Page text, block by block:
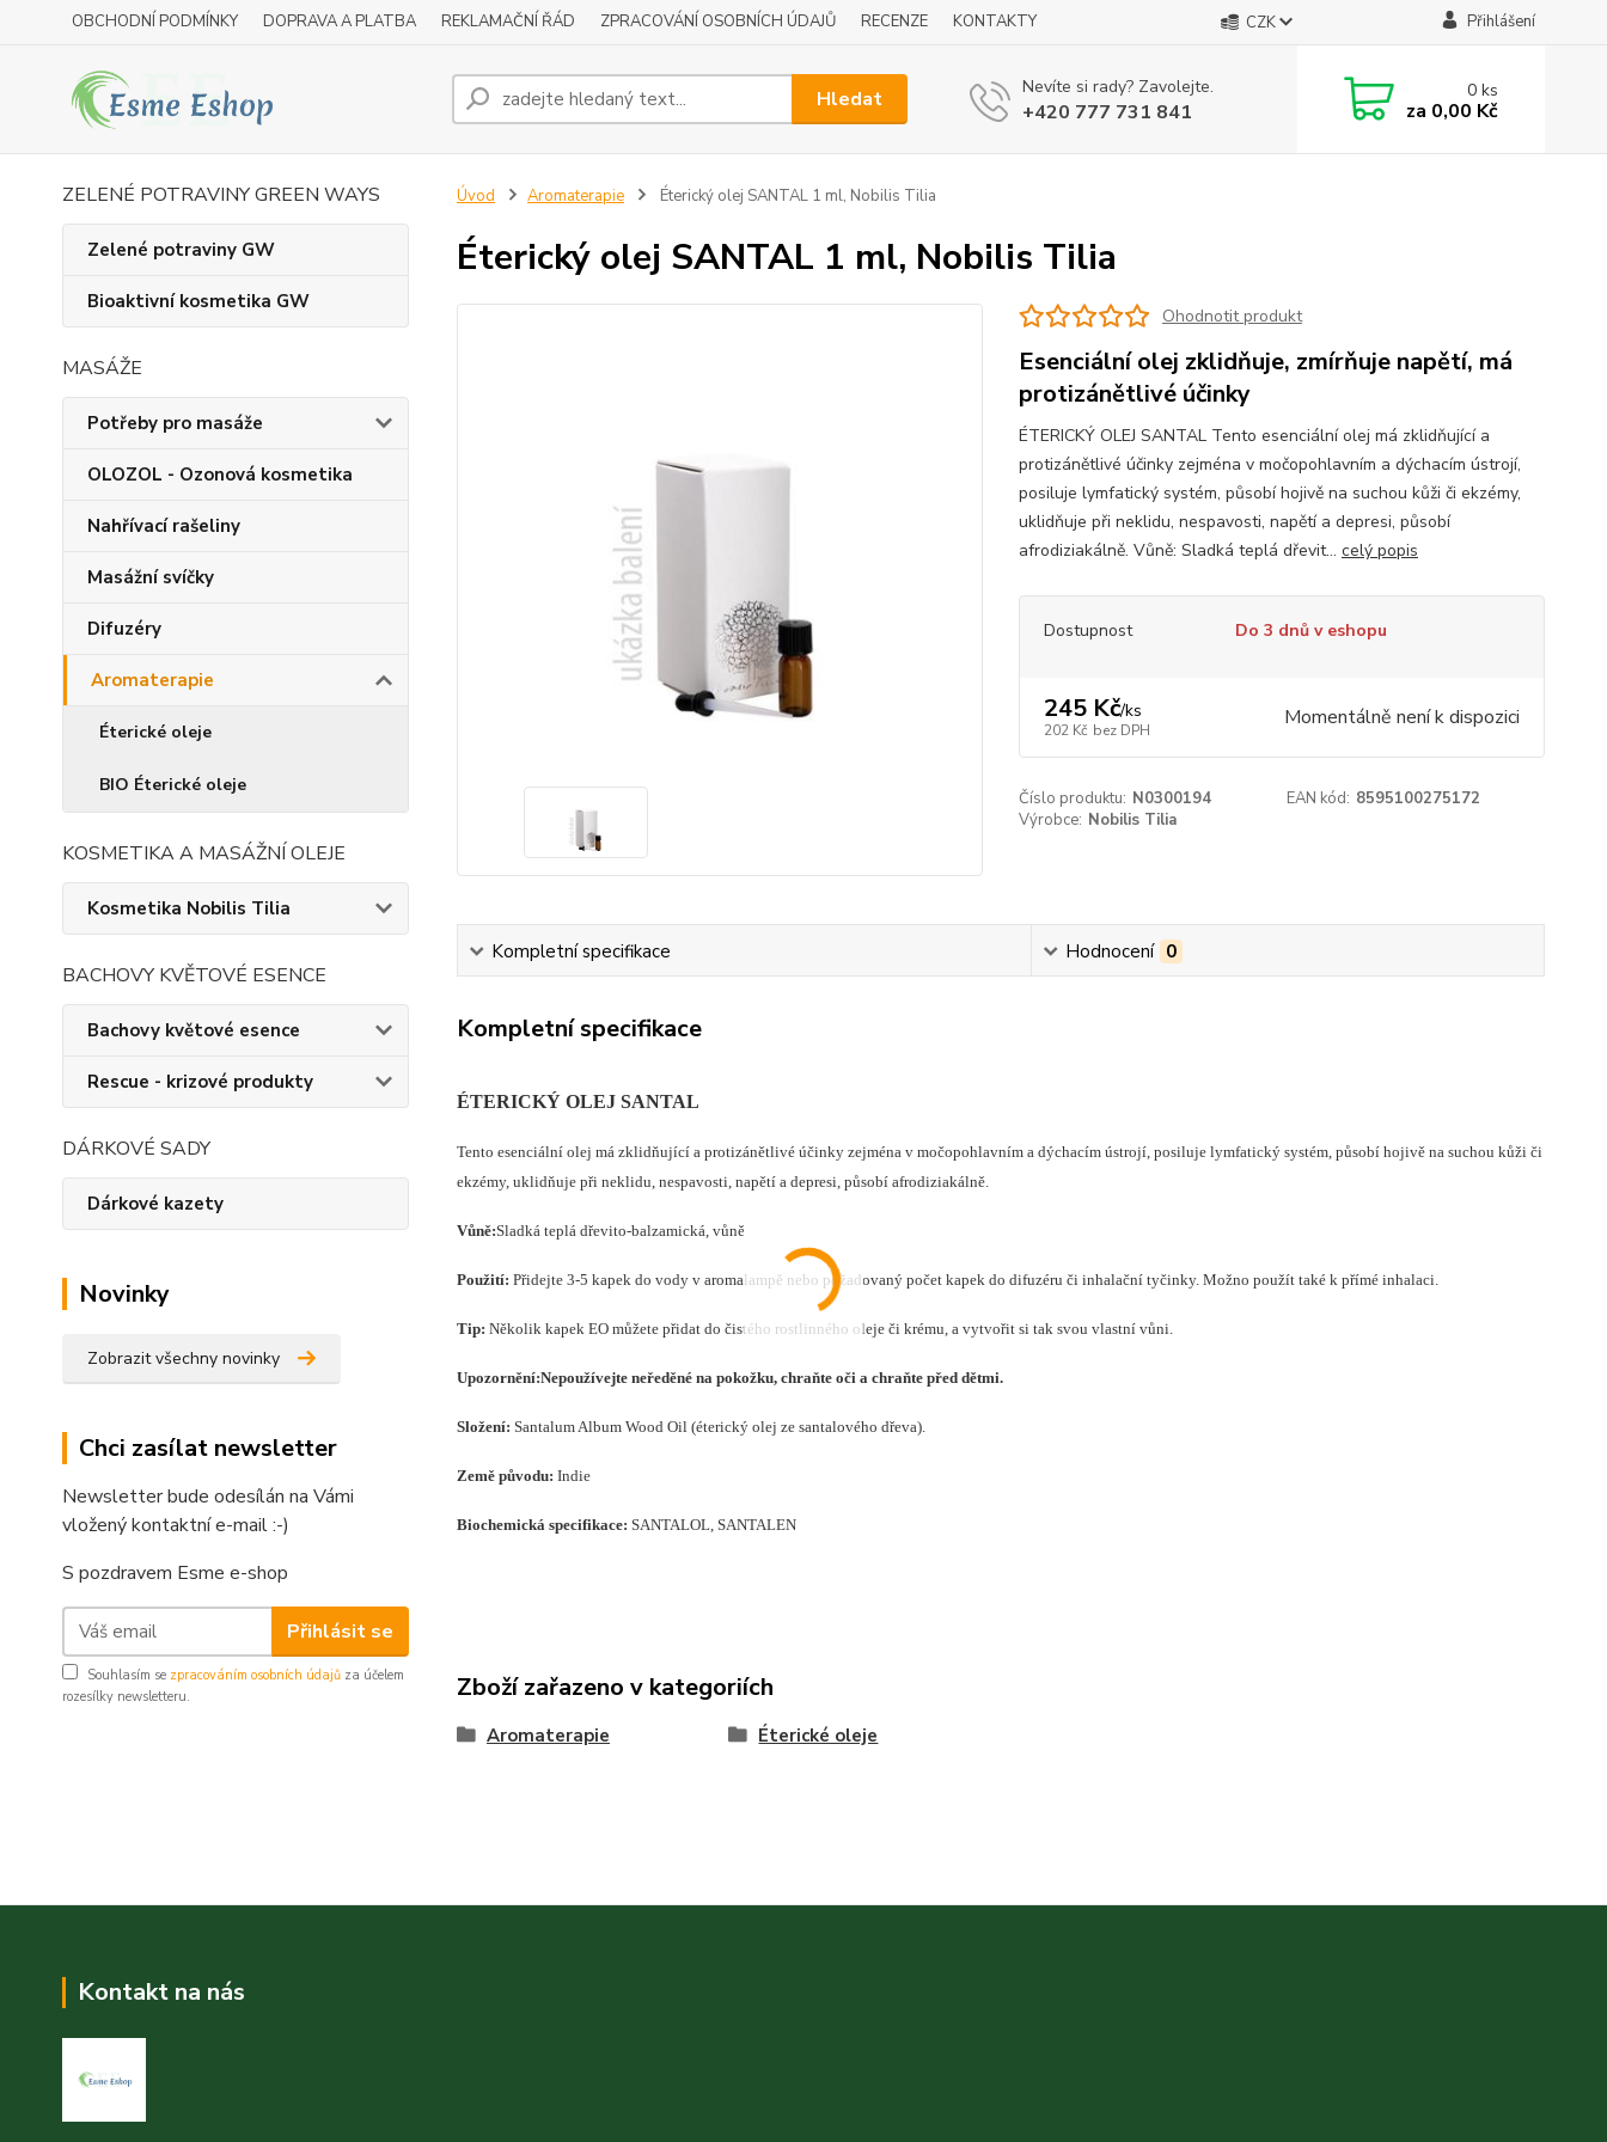
OBCHODNÍ PODMÍNKY DOPRAVA A PLATBA REKLAMAČNÍ ŘÁD ZPRACOVÁNÍ OSOBNÍCH ÚDAJŮ RECENZE KONTAKTY CZK Přihlášení
Hledat Nevíte si rady? Zavolejte.
+420 777 731 841
0ks
za 0,00 Kč
ZELENÉ POTRAVINY GREEN WAYS
Zelené potraviny GW
Bioaktivní kosmetika GW
MASÁŽE
Potřeby pro masáže
OLOZOL - Ozonová kosmetika
Nahřívací rašeliny
Masážní svíčky
Difuzéry
Aromaterapie
Éterické oleje
BIO Éterické oleje
KOSMETIKA A MASÁŽNÍ OLEJE
Kosmetika Nobilis Tilia
BACHOVY KVĚTOVÉ ESENCE
Bachovy květové esence
Rescue - krizové produkty
DÁRKOVÉ SADY
Dárkové kazety
Novinky
Zobrazit všechny novinky
Chci zasílat newsletter
Newsletter bude odesílán na Vámi
vložený kontaktní e-mail :-)
S pozdravem Esme e-shop
Přihlásit se
Souhlasím se zpracováním osobních údajů za účelem
rozesílky newsletteru.
Úvod Aromaterapie Éterický olej SANTAL 1 ml, Nobilis Tilia
Éterický olej SANTAL 1 ml, Nobilis Tilia
Ohodnotit produkt
Esenciální olej zklidňuje, zmírňuje napětí, má
protizánětlivé účinky
ÉTERICKÝ OLEJ SANTAL Tento esenciální olej má zklidňující a
protizánětlivé účinky zejména v močopohlavním a dýchacím ústrojí,
posiluje lymfatický systém, působí hojivě na suchou kůži či ekzémy,
uklidňuje při neklidu, nespavosti, napětí a depresi, působí
afrodiziakálně. Vůně: Sladká teplá dřevit... celý popis
Dostupnost Do 3 dnů v eshopu
245 Kč/ks
202 Kč bez DPH Momentálně není k dispozici
Číslo produktu: N0300194 EAN kód: 8595100275172
Výrobce: Nobilis Tilia
Kompletní specifikace Hodnocení 0
Kompletní specifikace
ÉTERICKÝ OLEJ SANTAL
Tento esenciální olej má zklidňující a protizánětlivé účinky zejména v močopohlavním a dýchacím ústrojí, posiluje lymfatický systém, působí hojivě na suchou kůži či
ekzémy, uklidňuje při neklidu, nespavosti, napětí a depresi, působí afrodiziakálně.
Vůně:Sladká teplá dřevito-balzamická, vůně
Použití: Přidejte 3-5 kapek do vody v aromalampě nebo požadovaný počet kapek do difuzéru či inhalační tyčinky. Možno použít také k přímé inhalaci.
Tip: Několik kapek EO můžete přidat do čistého rostlinného oleje či krému, a vytvořit si tak svou vlastní vůni.
Upozornění:Nepoužívejte neředěné na pokožku, chraňte oči a chraňte před dětmi.
Složení: Santalum Album Wood Oil (éterický olej ze santalového dřeva).
Země původu: Indie
Biochemická specifikace: SANTALOL, SANTALEN
Zboží zařazeno v kategoriích
Aromaterapie Éterické oleje
Kontakt na nás